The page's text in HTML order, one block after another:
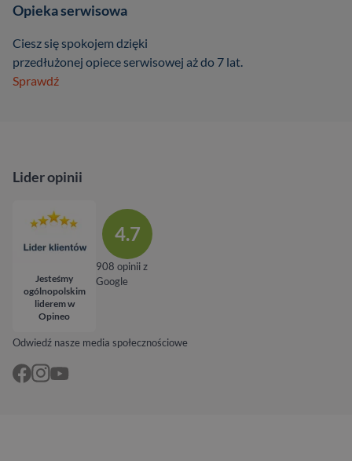
Opieka serwisowa
Ciesz się spokojem dzięki
przedłużonej opiece serwisowej aż do 7 lat.
Sprawdź
Odwiedź nasze media społecznościowe
Lider opinii
Jesteśmy
ogólnopolskim
liderem w
Opineo
4.7
908 opinii z
Google